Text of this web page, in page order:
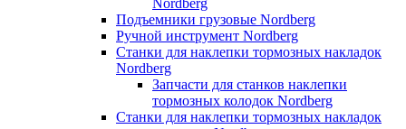
Подъемники грузовые Nordberg
Ручной инструмент Nordberg
Станки для наклепки тормозных накладок
Nordberg
Запчасти для станков наклепки
тормозных колодок Nordberg
Станки для наклепки тормозных накладок